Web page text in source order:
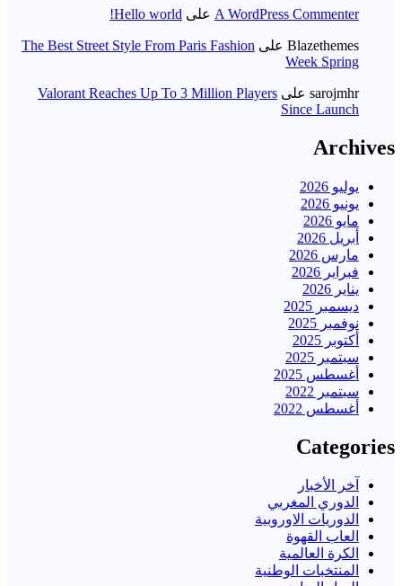
A WordPress Commenter على Hello world!
Blazethemes على The Best Street Style From Paris Fashion
Week Spring
sarojmhr على Valorant Reaches Up To 3 Million Players
Since Launch
Archives
يوليو 2026
يونيو 2026
مايو 2026
أبريل 2026
مارس 2026
فبراير 2026
يناير 2026
ديسمبر 2025
نوفمبر 2025
أكتوبر 2025
سبتمبر 2025
أغسطس 2025
سبتمبر 2022
أغسطس 2022
Categories
آخر الأخبار
الدوري المغربي
الدوريات الاوروبية
العاب القهوة
الكرة العالمية
المنتخبات الوطنية